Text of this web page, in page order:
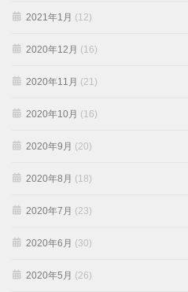
2021年1月 (12)
2020年12月 (16)
2020年11月 (21)
2020年10月 (16)
2020年9月 (20)
2020年8月 (18)
2020年7月 (23)
2020年6月 (30)
2020年5月 (26)